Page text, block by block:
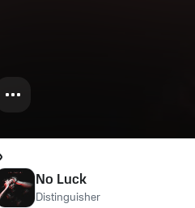
No Luck
Distinguisher